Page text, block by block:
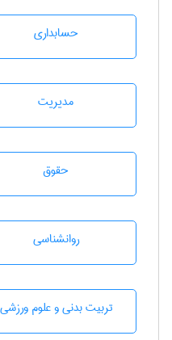
حسابداری
مديريت
حقوق
روانشناسی
تربيت بدنی و علوم ورزشی